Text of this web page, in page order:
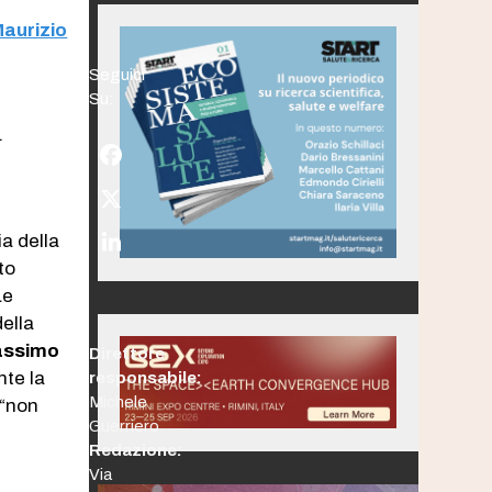
della
la
Seguici
Su:
Facebook
Twitter
(deprecated)
LinkedIn
Direttore
responsabile:
Michele
Guerriero
Redazione:
Via